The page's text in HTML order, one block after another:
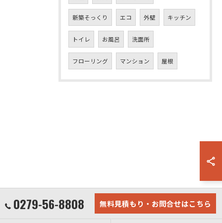
新築そっくり エコ 外壁 キッチン
トイレ お風呂 洗面所
フローリング マンション 屋根
0279-56-8808 無料見積もり・お問合せはこちら